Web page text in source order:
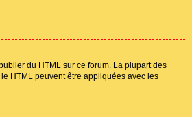
du HTML sur ce forum. La plupart des
HTML peuvent être appliquées avec les